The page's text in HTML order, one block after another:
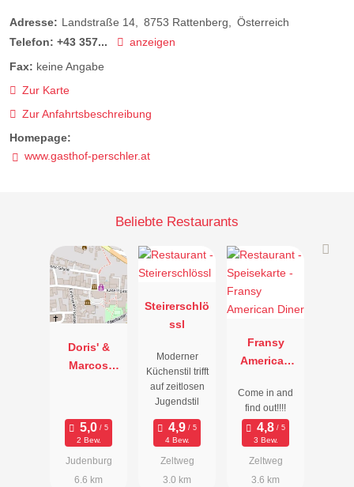
Adresse: Landstraße 14 8753 Rattenberg
Österreich
Telefon: +43 357...
anzeigen
Fax: keine Angabe
Zur Karte
Zur Anfahrtsbeschreibung
Homepage:
www.gasthof-perschler.at
Beliebte Restaurants
Doris' &
Marcos
2 Bew.
Judenburg
6.6 km
Steirerschlö
ssl
Moderner
Küchenstil trifft
auf zeitlosen
Jugendstil
4 Bew.
Zeltweg
3.0 km
Fransy
American
Come in and
find out!!!!
3 Bew.
Zeltweg
3.6 km